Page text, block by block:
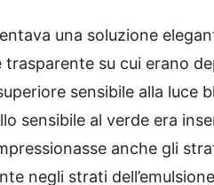
una soluzione
trasparente su cui erano
sensibile alla luce
sensibile al verde era
anche gli
negli strati